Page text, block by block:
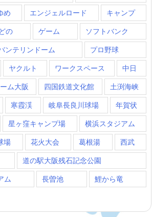
め エンジェルロード
キャンプ
の
ゲーム
ソフトバンク
ンテリンドーム
プロ野球
ヤクルト ワークスペース
中日
ム大阪 四国鉄道文化館
土渕海峡
寒霞渓 岐阜長良川球場
年賀状
星ヶ窪キャンプ場
横浜スタジアム
場 花火大会 葛根湯
西武
道の駅大阪残石記念公園
ム
長曽池 鯉から竜